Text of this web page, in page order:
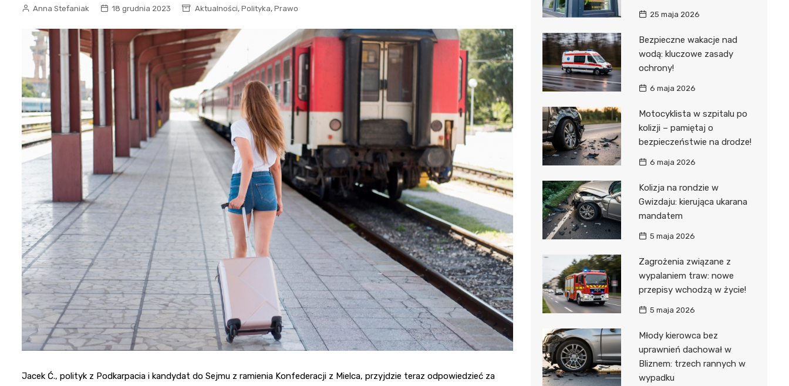
Anna Stefaniak 18 grudnia 2023 Aktualności, Polityka, Prawo
Jacek Ć., polityk z Podkarpacia i kandydat do Sejmu z ramienia Konfederacji z Mielca, przyjdzie teraz odpowiedzieć za
25 maja 2026
Bezpieczne wakacje nad
wodą: kluczowe zasady
ochrony!
6 maja 2026
Motocyklista w szpitalu po
kolizji – pamiętaj o
bezpieczeństwie na drodze!
6 maja 2026
Kolizja na rondzie w
Gwizdaju: kierująca ukarana
mandatem
5 maja 2026
Zagrożenia związane z
wypalaniem traw: nowe
przepisy wchodzą w życie!
5 maja 2026
Młody kierowca bez
uprawnień dachował w
Bliznem: trzech rannych w
wypadku